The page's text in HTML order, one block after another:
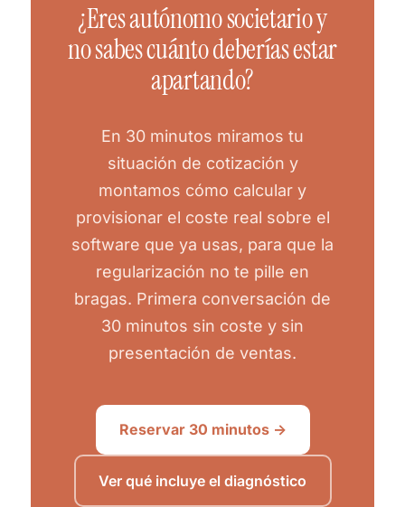
¿Eres autónomo societario y
no sabes cuánto deberías estar
apartando?
En 30 minutos miramos tu
situación de cotización y
montamos cómo calcular y
provisionar el coste real sobre el
software que ya usas, para que la
regularización no te pille en
bragas. Primera conversación de
30 minutos sin coste y sin
presentación de ventas.
Reservar 30 minutos →
Ver qué incluye el diagnóstico